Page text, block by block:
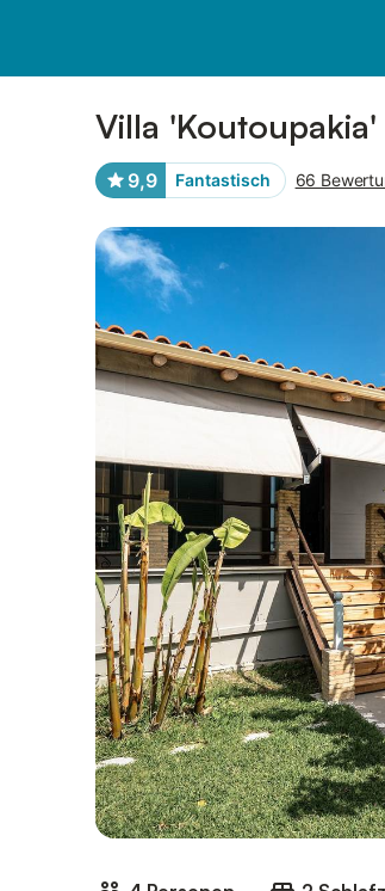
Villa
9,9 Fantastisch 66